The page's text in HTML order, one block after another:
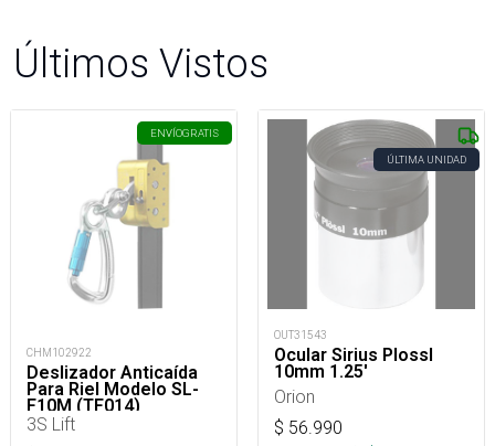
Últimos Vistos
ENVÍOGRATIS
CHM102922
Deslizador Anticaída
Para Riel Modelo SL-
F10M (TF014)
3S Lift
ÚLTIMA UNIDAD
OUT31543
Ocular Sirius Plossl
10mm 1.25'
Orion
$ 56.990